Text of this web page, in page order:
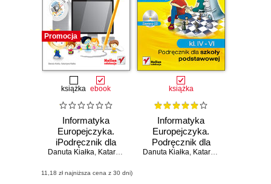
Promocja
książka ebook
Informatyka
Europejczyka.
iPodręcznik dla
szkoły
- VI
Danuta Kiałka, Katarzyna Kiałka ,współautorzy: Justyna Klimczyk
(11,18 zł najniższa cena z 30 dni)
książka
Informatyka
Europejczyka.
Podręcznik dla
szkoły
Danuta Kiałka, Katarzyna Kiałka